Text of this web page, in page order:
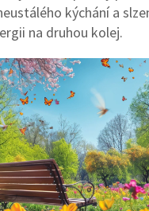
kýchání a
na druhou kolej.